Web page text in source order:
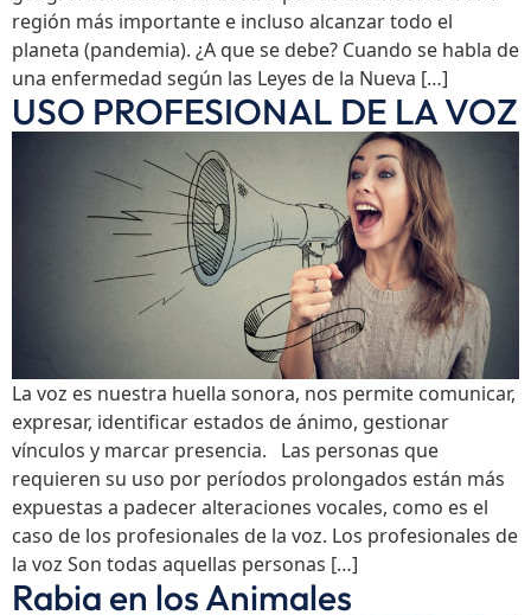
región más importante e incluso alcanzar todo el
planeta (pandemia). ¿A que se debe? Cuando se habla de
una enfermedad según las Leyes de la Nueva […]
USO PROFESIONAL DE LA VOZ
La voz es nuestra huella sonora, nos permite comunicar,
expresar, identificar estados de ánimo, gestionar
vínculos y marcar presencia. Las personas que
requieren su uso por períodos prolongados están más
expuestas a padecer alteraciones vocales, como es el
caso de los profesionales de la voz. Los profesionales de
la voz Son todas aquellas personas […]
Rabia en los Animales